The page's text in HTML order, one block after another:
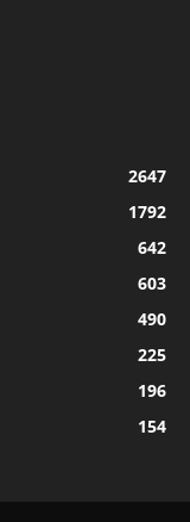
2647
1792
642
603
490
225
196
154